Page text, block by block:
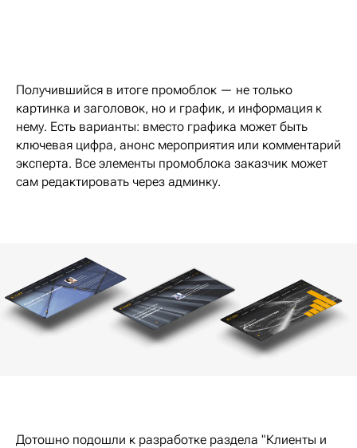
Получившийся в итоге промоблок — не только
картинка и заголовок, но и график, и информация к
нему. Есть варианты: вместо графика может быть
ключевая цифра, анонс мероприятия или комментарий
эксперта. Все элементы промоблока заказчик может
сам редактировать через админку.
Дотошно подошли к разработке раздела "Клиенты и